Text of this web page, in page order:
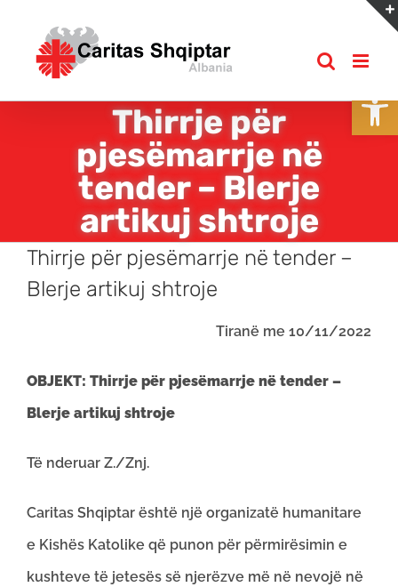
content
Thirrje për
pjesëmarrje në
tender – Blerje
artikuj shtroje
Thirrje për pjesëmarrje në tender –
Blerje artikuj shtroje
Tiranë me 10/11/2022
OBJEKT: Thirrje për pjesëmarrje në tender –
Blerje artikuj shtroje
Të nderuar Z./Znj.
Caritas Shqiptar është një organizatë humanitare
e Kishës Katolike që punon për përmirësimin e
kushteve të jetesës së njerëzve më në nevojë në